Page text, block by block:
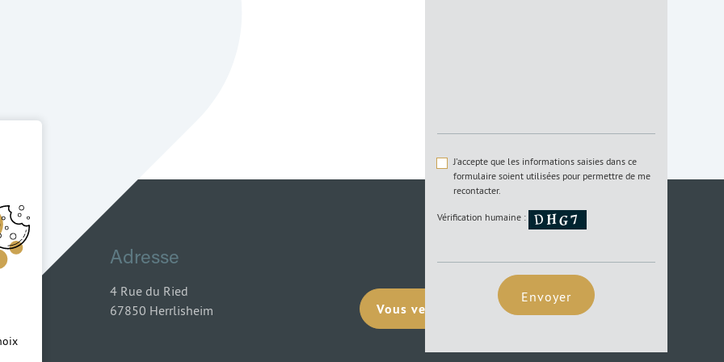
J'accepte que les informations saisies dans ce
formulaire soient utilisées pour permettre de me
recontacter.
Vérification humaine :
Envoyer
Adresse
4 Rue du Ried
67850 Herrlisheim
Vous vendez votre terrain ?